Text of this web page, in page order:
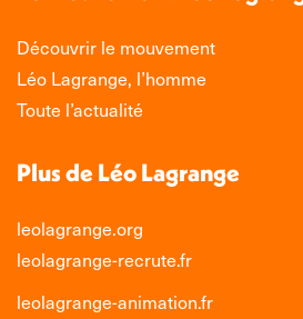
une
nouvelle
fenêtre
une
fenêtre
une
nouvelle
fenêtre
une
nouvelle
fenêtre
Découvrir le mouvement
Léo Lagrange, l’homme
Toute l’actualité
Plus de Léo Lagrange
leolagrange.org
leolagrange-recrute.fr
leolagrange-animation.fr